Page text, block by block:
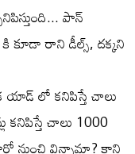
పాన్
కి కూడా రాని డీల్స్, దక్కని
యాడ్ లో కనిపిస్తే చాలు
చాలు 1000
నుంచి విన్నామా? కాని